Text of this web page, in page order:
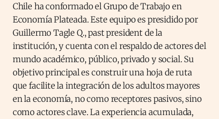
Chile ha conformado el Grupo de Trabajo en
Economía Plateada. Este equipo es presidido por
Guillermo Tagle Q., past president de la
institución, y cuenta con el respaldo de actores del
mundo académico, público, privado y social. Su
objetivo principal es construir una hoja de ruta
que facilite la integración de los adultos mayores
en la economía, no como receptores pasivos, sino
como actores clave. La experiencia acumulada,